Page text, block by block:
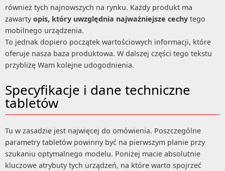
również tych najnowszych na rynku. Każdy produkt ma
zawartyopis, który uwzględnia najważniejsze cechy tego
mobilnego urządzenia.
To jednak dopiero początek wartościowych informacji, które
oferuje nasza baza produktowa. W dalszej części tego tekstu
przybliżę Wam kolejne udogodnienia.
Specyfikacje i dane techniczne
tabletów
Tu w zasadzie jest najwięcej do omówienia. Poszczególne
parametry tabletów powinny być na pierwszym planie przy
szukaniu optymalnego modelu. Poniżej macie absolutnie
kluczowe atrybuty tych urządzeń, na które warto spojrzeć